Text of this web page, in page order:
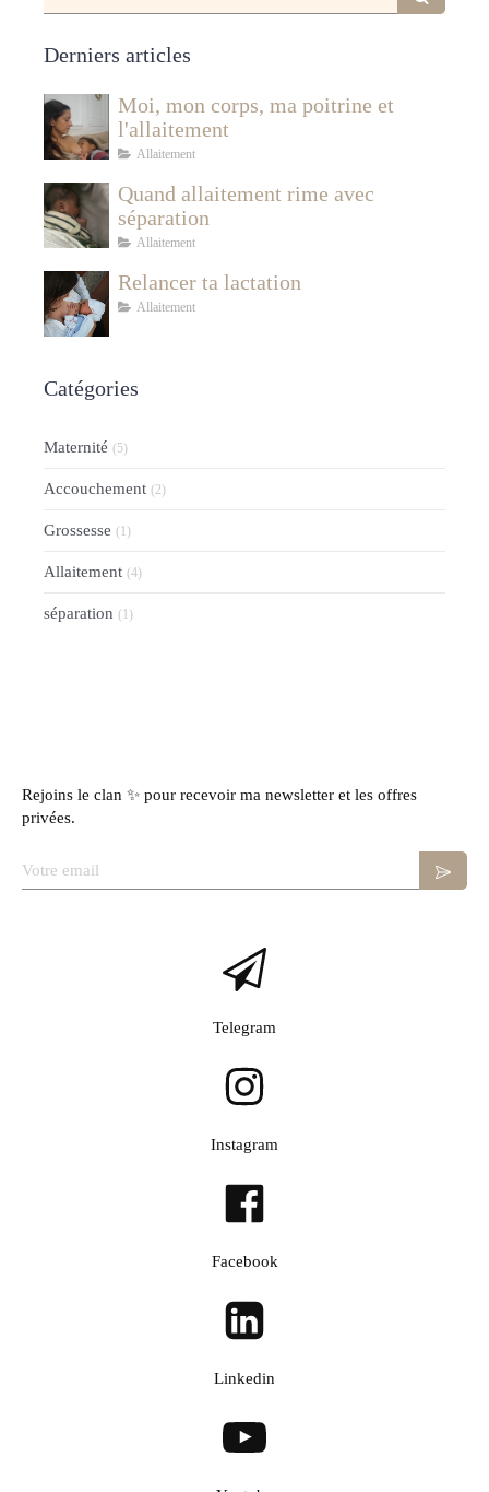
Derniers articles
Moi, mon corps, ma poitrine et
l'allaitement
Allaitement
Quand allaitement rime avec
séparation
Allaitement
Relancer ta lactation
Allaitement
Catégories
Maternité (5)
Accouchement (2)
Grossesse (1)
Allaitement (4)
séparation (1)
Rejoins le clan ✨ pour recevoir ma newsletter et les offres
privées.
Votre email
Telegram
Instagram
Facebook
Linkedin